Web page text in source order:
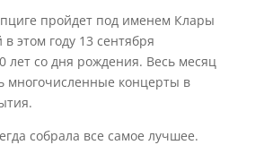
пройдет под именем Клары
этом году 13 сентября
лет со дня рождения. Весь месяц
многочисленные концерты в
собрала все самое лучшее.